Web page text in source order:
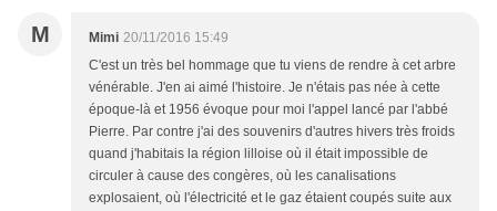
M Mimi 20/11/2016 15:49
C'est un très bel hommage que tu viens de rendre à cet arbre
vénérable. J'en ai aimé l'histoire. Je n'étais pas née à cette
époque-là et 1956 évoque pour moi l'appel lancé par l'abbé
Pierre. Par contre j'ai des souvenirs d'autres hivers très froids
quand j'habitais la région lilloise où il était impossible de
circuler à cause des congères, où les canalisations
explosaient, où l'électricité et le gaz étaient coupés suite aux